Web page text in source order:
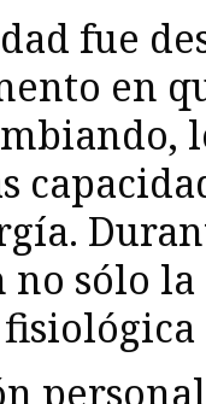
fue
en
no sólo